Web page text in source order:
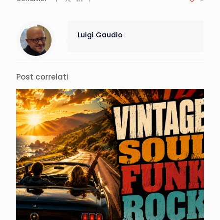
Luigi Gaudio
Post correlati